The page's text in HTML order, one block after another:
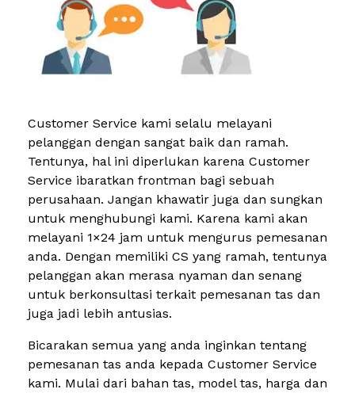
Customer Service kami selalu melayani
pelanggan dengan sangat baik dan ramah.
Tentunya, hal ini diperlukan karena Customer
Service ibaratkan frontman bagi sebuah
perusahaan. Jangan khawatir juga dan sungkan
untuk menghubungi kami. Karena kami akan
melayani 1×24 jam untuk mengurus pemesanan
anda. Dengan memiliki CS yang ramah, tentunya
pelanggan akan merasa nyaman dan senang
untuk berkonsultasi terkait pemesanan tas dan
juga jadi lebih antusias.
Bicarakan semua yang anda inginkan tentang
pemesanan tas anda kepada Customer Service
kami. Mulai dari bahan tas, model tas, harga dan